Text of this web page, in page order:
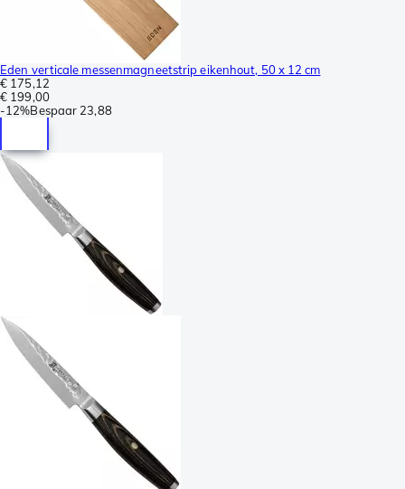
Eden verticale messenmagneetstrip eikenhout, 50 x 12 cm
€ 175,12
€ 199,00
-12%Bespaar 23,88